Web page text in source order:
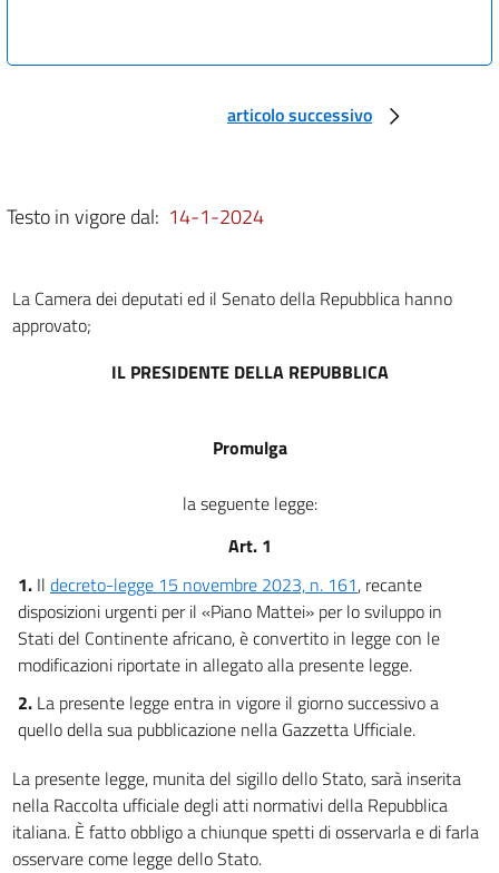
articolo successivo
Testo in vigore dal: 14-1-2024
La Camera dei deputati ed il Senato della Repubblica hanno
approvato;
IL PRESIDENTE DELLA REPUBBLICA
Promulga
la seguente legge:
Art. 1
1. Il decreto-legge 15 novembre 2023, n. 161, recante
disposizioni urgenti per il «Piano Mattei» per lo sviluppo in
Stati del Continente africano, è convertito in legge con le
modificazioni riportate in allegato alla presente legge.
2. La presente legge entra in vigore il giorno successivo a
quello della sua pubblicazione nella Gazzetta Ufficiale.
La presente legge, munita del sigillo dello Stato, sarà inserita
nella Raccolta ufficiale degli atti normativi della Repubblica
italiana. È fatto obbligo a chiunque spetti di osservarla e di farla
osservare come legge dello Stato.